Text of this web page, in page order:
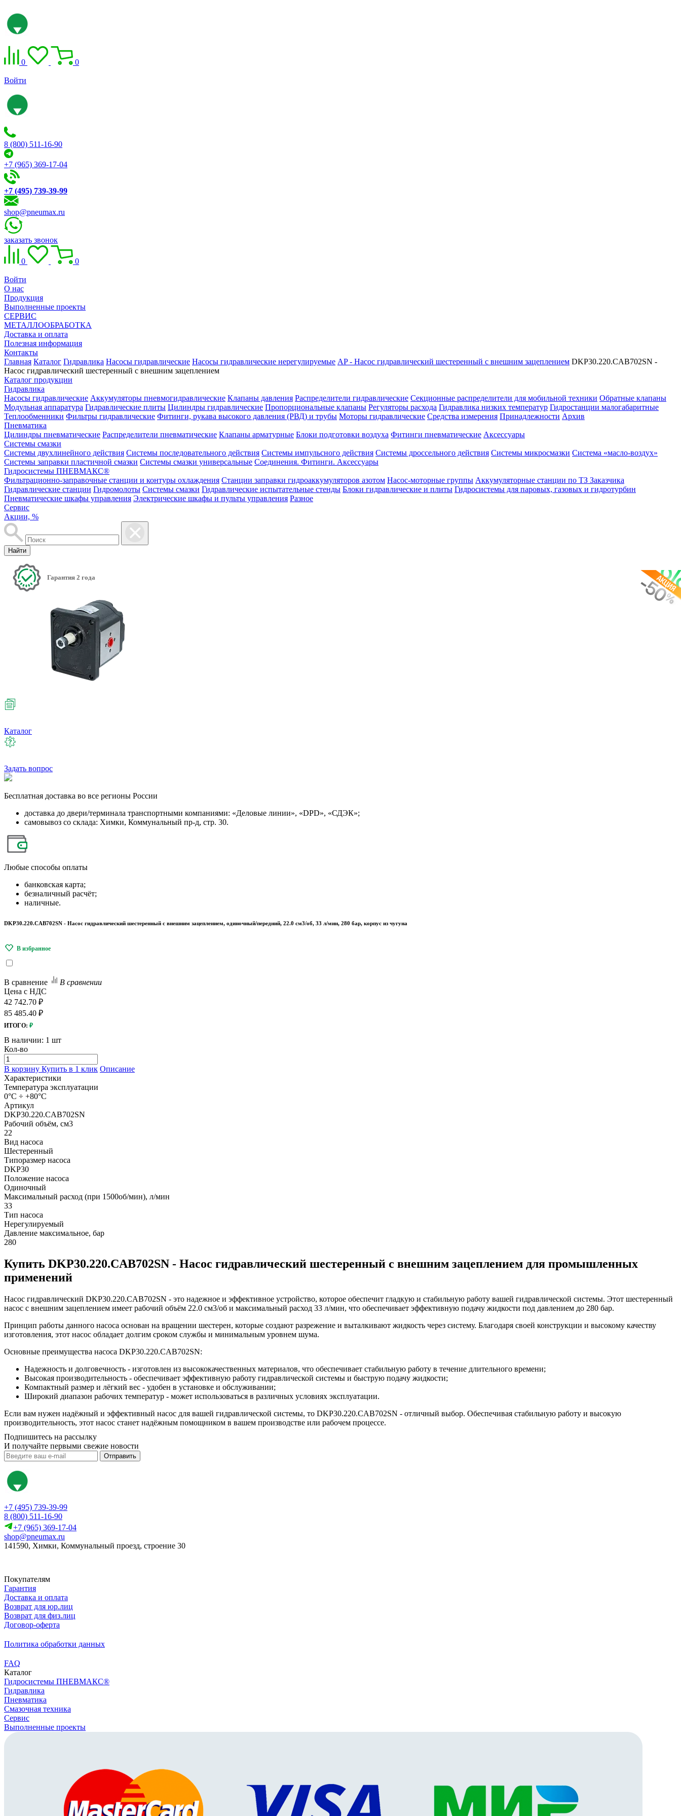
0 0
Войти
8 (800) 511-16-90
+7 (965) 369-17-04
+7 (495) 739-39-99
shop@pneumax.ru
заказать звонок
0 0
Войти
О нас
Продукция
Выполненные проекты
СЕРВИС
МЕТАЛЛООБРАБОТКА
Доставка и оплата
Полезная информация
Контакты
Главная Каталог Гидравлика Насосы гидравлические Насосы гидравлические нерегулируемые AP - Насос гидравлический шестеренный с внешним зацеплением DKP30.220.CAB702SN -
Насос гидравлический шестеренный с внешним зацеплением
Каталог продукции
Гидравлика
Насосы гидравлические Аккумуляторы пневмогидравлические Клапаны давления Распределители гидравлические Секционные распределители для мобильной техники Обратные клапаны
Модульная аппаратура Гидравлические плиты Цилиндры гидравлические Пропорциональные клапаны Регуляторы расхода Гидравлика низких температур Гидростанции малогабаритные
Теплообменники Фильтры гидравлические Фитинги, рукава высокого давления (РВД) и трубы Моторы гидравлические Средства измерения Принадлежности Архив
Пневматика
Цилиндры пневматические Распределители пневматические Клапаны арматурные Блоки подготовки воздуха Фитинги пневматические Аксессуары
Системы смазки
Системы двухлинейного действия Системы последовательного действия Системы импульсного действия Системы дроссельного действия Системы микросмазки Система «масло-воздух»
Системы заправки пластичной смазки Системы смазки универсальные Соединения. Фитинги. Аксессуары
Гидросистемы ПНЕВМАКС®
Фильтрационно-заправочные станции и контуры охлаждения Станции заправки гидроаккумуляторов азотом Насос-моторные группы Аккумуляторные станции по ТЗ Заказчика
Гидравлические станции Гидромолоты Системы смазки Гидравлические испытательные стенды Блоки гидравлические и плиты Гидросистемы для паровых, газовых и гидротурбин
Пневматические шкафы управления Электрические шкафы и пульты управления Разное
Сервис
Акции, %
Найти
Гарантия 2 года
Каталог
Задать вопрос
Бесплатная доставка во все регионы России
доставка до двери/терминала транспортными компаниями: «Деловые линии», «DPD», «СДЭК»;
самовывоз со склада: Химки, Коммунальный пр-д, стр. 30.
Любые способы оплаты
банковская карта;
безналичный расчёт;
наличные.
DKP30.220.CAB702SN - Насос гидравлический шестеренный с внешним зацеплением, одиночный/передний, 22.0 см3/об, 33 л/мин, 280 бар, корпус из чугуна
В сравнение
В сравнении
Цена с НДС
42 742.70 ₽
85 485.40 ₽
ИТОГО: ₽
В наличии: 1 шт
Кол-во
В корзину Купить в 1 клик Описание
Характеристики
Температура эксплуатации
0°C ÷ +80°C
Артикул
DKP30.220.CAB702SN
Рабочий объём, см3
22
Вид насоса
Шестеренный
Типоразмер насоса
DKP30
Положение насоса
Одиночный
Максимальный расход (при 1500об/мин), л/мин
33
Тип насоса
Нерегулируемый
Давление максимальное, бар
280
Купить DKP30.220.CAB702SN - Насос гидравлический шестеренный с внешним зацеплением для промышленных
применений
Насос гидравлический DKP30.220.CAB702SN - это надежное и эффективное устройство, которое обеспечит гладкую и стабильную работу вашей гидравлической системы. Этот шестеренный
насос с внешним зацеплением имеет рабочий объём 22.0 см3/об и максимальный расход 33 л/мин, что обеспечивает эффективную подачу жидкости под давлением до 280 бар.
Принцип работы данного насоса основан на вращении шестерен, которые создают разрежение и выталкивают жидкость через систему. Благодаря своей конструкции и высокому качеству
изготовления, этот насос обладает долгим сроком службы и минимальным уровнем шума.
Основные преимущества насоса DKP30.220.CAB702SN:
Надежность и долговечность - изготовлен из высококачественных материалов, что обеспечивает стабильную работу в течение длительного времени;
Высокая производительность - обеспечивает эффективную работу гидравлической системы и быструю подачу жидкости;
Компактный размер и лёгкий вес - удобен в установке и обслуживании;
Широкий диапазон рабочих температур - может использоваться в различных условиях эксплуатации.
Если вам нужен надёжный и эффективный насос для вашей гидравлической системы, то DKP30.220.CAB702SN - отличный выбор. Обеспечивая стабильную работу и высокую
производительность, этот насос станет надёжным помощником в вашем производстве или рабочем процессе.
Подпишитесь на рассылку
И получайте первыми свежие новости
Отправить
+7 (495) 739-39-99
8 (800) 511-16-90
+7 (965) 369-17-04
shop@pneumax.ru
141590, Химки, Коммунальный проезд, строение 30
Покупателям
Гарантия
Доставка и оплата
Возврат для юр.лиц
Возврат для физ.лиц
Договор-оферта
Политика обработки данных
FAQ
Каталог
Гидросистемы ПНЕВМАКС®
Гидравлика
Пневматика
Смазочная техника
Сервис
Выполненные проекты